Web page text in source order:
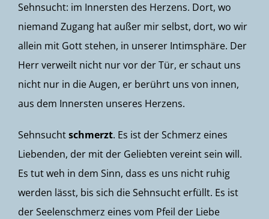
Sehnsucht: im Innersten des Herzens. Dort, wo
niemand Zugang hat außer mir selbst, dort, wo wir
allein mit Gott stehen, in unserer Intimsphäre. Der
Herr verweilt nicht nur vor der Tür, er schaut uns
nicht nur in die Augen, er berührt uns von innen,
aus dem Innersten unseres Herzens.
Sehnsuchtschmerzt. Es ist der Schmerz eines
Liebenden, der mit der Geliebten vereint sein will.
Es tut weh in dem Sinn, dass es uns nicht ruhig
werden lässt, bis sich die Sehnsucht erfüllt. Es ist
der Seelenschmerz eines vom Pfeil der Liebe